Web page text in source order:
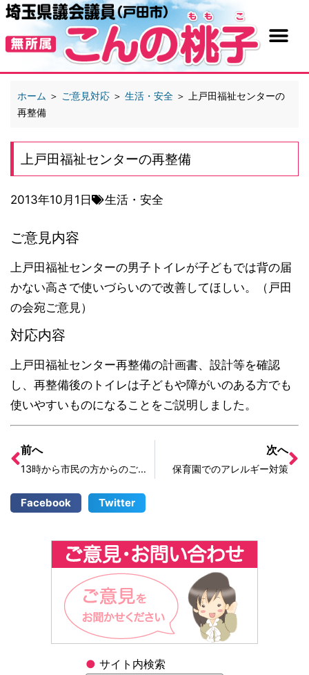
● サイト内検索
ホーム ＞ ご意見対応 ＞ 生活・安全 ＞ 上戸田福祉センターの
再整備
上戸田福祉センターの再整備
2013年10月1日 生活・安全
ご意見内容
上戸田福祉センターの男子トイレが子どもでは背の届
かない高さで使いづらいので改善してほしい。（戸田
の会宛ご意見）
対応内容
上戸田福祉センター再整備の計画書、設計等を確認
し、再整備後のトイレは子どもや障がいのある方でも
使いやすいものになることをご説明しました。
前へ
13時から市民の方からのご相談案件で、14時半より会派会議。
次へ
保育園でのアレルギー対策
Facebook Twitter